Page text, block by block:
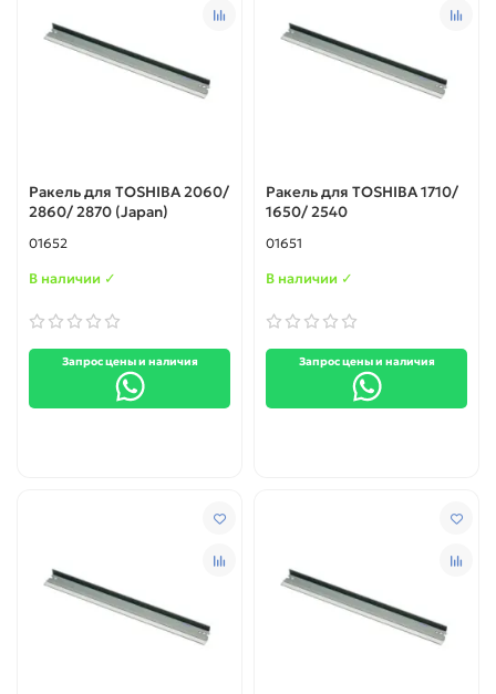
Ракель для TOSHIBA 2060/
2860/ 2870 (Japan)
01652
В наличии ✓
Запрос цены и наличия
Ракель для TOSHIBA 1710/
1650/ 2540
01651
В наличии ✓
Запрос цены и наличия